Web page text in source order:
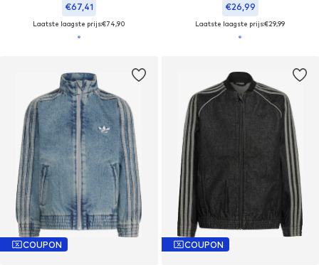
€67,41
Laatste laagste prijs:€74,90
€26,99
Laatste laagste prijs:€29,99
COUPON COUPON